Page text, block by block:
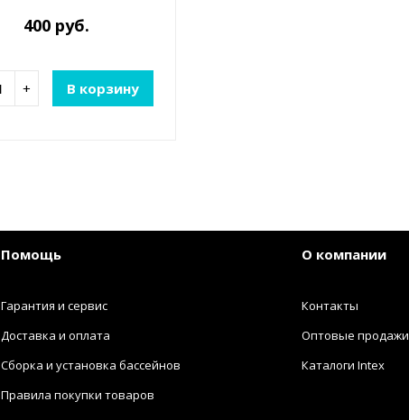
400 руб.
+ В корзину
Помощь
Гарантия и сервис
Доставка и оплата
Сборка и установка бассейнов
Правила покупки товаров
О компании
Контакты
Оптовые продажи
Каталоги Intex